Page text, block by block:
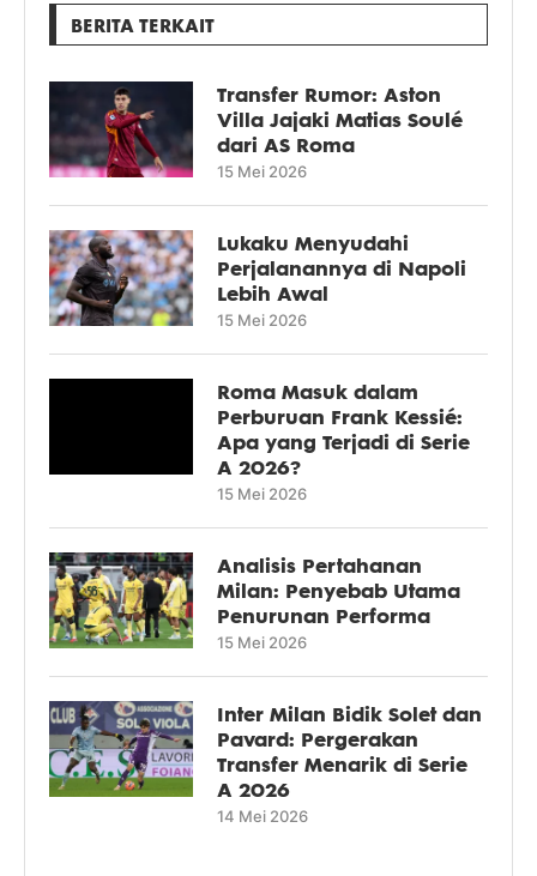
BERITA TERKAIT
Transfer Rumor: Aston
Villa Jajaki Matias Soulé
dari AS Roma
15 Mei 2026
Lukaku Menyudahi
Perjalanannya di Napoli
Lebih Awal
15 Mei 2026
Roma Masuk dalam
Perburuan Frank Kessié:
Apa yang Terjadi di Serie
A 2026?
15 Mei 2026
Analisis Pertahanan
Milan: Penyebab Utama
Penurunan Performa
15 Mei 2026
Inter Milan Bidik Solet dan
Pavard: Pergerakan
Transfer Menarik di Serie
A 2026
14 Mei 2026